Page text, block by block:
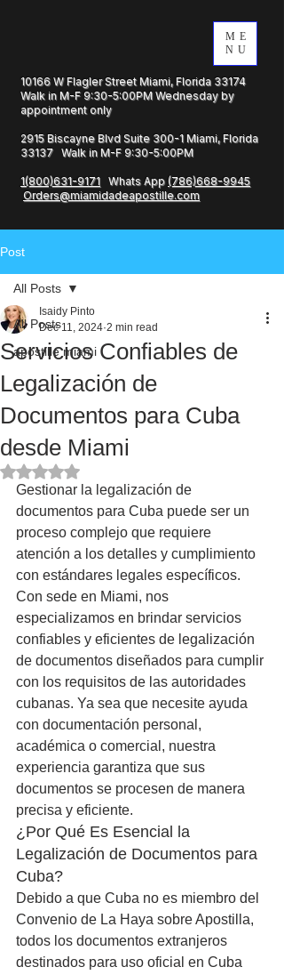
ME
NU
10166 W Flagler Street Miami, Florida 33174
Walk in M-F 9:30-5:00PM Wednesday by
appointment only
2915 Biscayne Blvd Suite 300-1 Miami, Florida
33137 Walk in M-F 9:30-5:00PM
1(800)631-9171 Whats App (786)668-9945
Orders@miamidadeapostille.com
Post
All Posts
apostille miami
All Posts
Servicios Confiables de
Legalización de
Documentos para Cuba
desde Miami
Isaidy Pinto
Dec 11, 2024 2 min read
Rated NaN out of 5 stars.
Gestionar la legalización de
documentos para Cuba puede ser un
proceso complejo que requiere
atención a los detalles y cumplimiento
con estándares legales específicos.
Con sede en Miami, nos
especializamos en brindar servicios
confiables y eficientes de legalización
de documentos diseñados para cumplir
con los requisitos de las autoridades
cubanas. Ya sea que necesite ayuda
con documentación personal,
académica o comercial, nuestra
experiencia garantiza que sus
documentos se procesen de manera
precisa y eficiente.
¿Por Qué Es Esencial la
Legalización de Documentos para
Cuba?
Debido a que Cuba no es miembro del
Convenio de La Haya sobre Apostilla,
todos los documentos extranjeros
destinados para uso oficial en Cuba